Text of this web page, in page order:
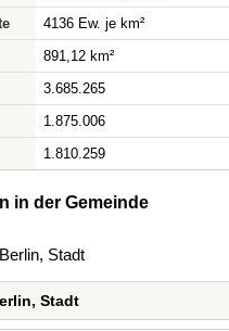
4136 Ew. je km²
891,12 km²
3.685.265
1.875.006
1.810.259
in der Gemeinde
Stadt